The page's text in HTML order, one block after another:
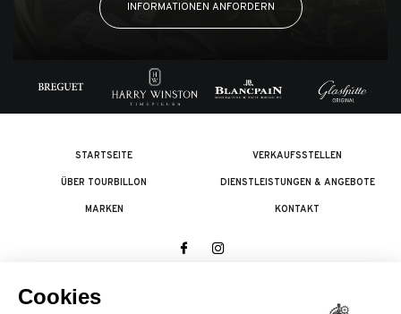
INFORMATIONEN ANFORDERN
STARTSEITE
ÜBER TOURBILLON
MARKEN
VERKAUFSSTELLEN
DIENSTLEISTUNGEN & ANGEBOTE
KONTAKT